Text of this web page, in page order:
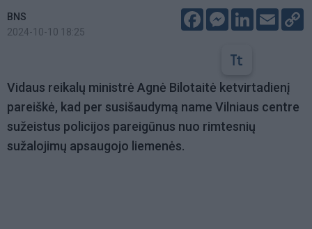
BNS
2024-10-10 18:25
FacebookMessenger
LinkedIn
Email
Vidaus reikalų ministrė Agnė Bilotaitė ketvirtadienį
pareiškė, kad per susišaudymą name Vilniaus centre
sužeistus policijos pareigūnus nuo rimtesnių
sužalojimų apsaugojo liemenės.